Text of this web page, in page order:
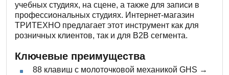
учебных студиях, на сцене, а также для записи в
профессиональных студиях. Интернет-магазин
ТРИТЕХНО предлагает этот инструмент как для
розничных клиентов, так и для B2B сегмента.
Ключевые преимущества
88 клавиш с молоточковой механикой GHS →